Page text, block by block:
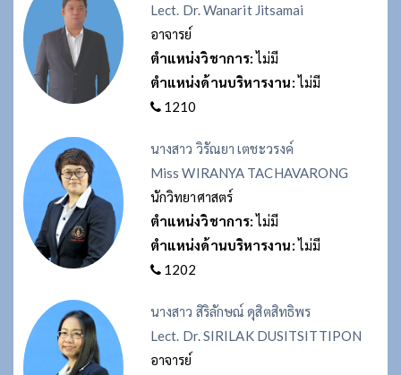
Lect. Dr. Wanarit Jitsamai
อาจารย์
ตำแหน่งวิชาการ:ไม่มี
ตำแหน่งด้านบริหารงาน:ไม่มี
1210
นางสาว วิรัณยา เตชะวรงค์
Miss WIRANYA TACHAVARONG
นักวิทยาศาสตร์
ตำแหน่งวิชาการ:ไม่มี
ตำแหน่งด้านบริหารงาน:ไม่มี
1202
นางสาว สิริลักษณ์ ดุสิตสิทธิพร
Lect. Dr. SIRILAK DUSITSITTIPON
อาจารย์